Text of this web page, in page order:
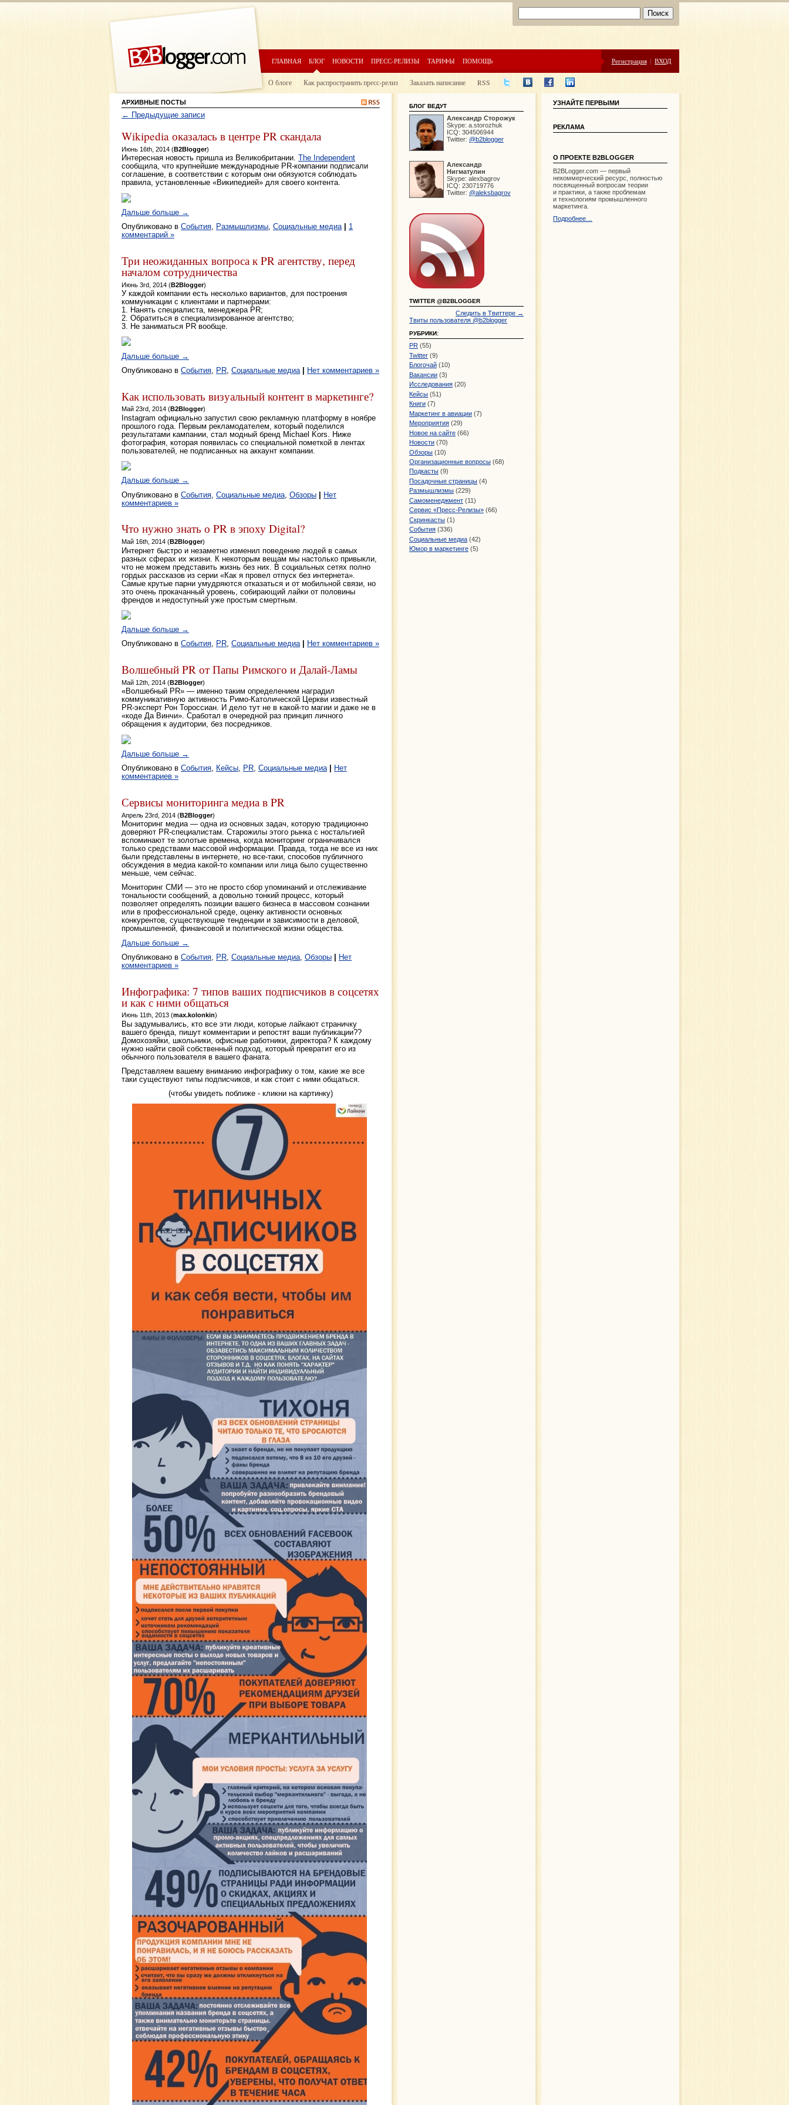
ГЛАВНАЯ БЛОГ НОВОСТИ ПРЕСС-РЕЛИЗЫ ТАРИФЫ ПОМОЩЬ Регистрация | ВХОД
О блоге Как распространить пресс-релиз Заказать написание RSS
АРХИВНЫЕ ПОСТЫ
← Предыдущие записи
Wikipedia оказалась в центре PR скандала
Июнь 16th, 2014 (B2Blogger)
Интересная новость пришла из Великобритании. The Independent
сообщила, что крупнейшие международные PR-компании подписали
соглашение, в соответствии с которым они обязуются соблюдать
правила, установленные «Википедией» для своего контента.
Дальше больше →
Опубликовано в События, Размышлизмы, Социальные медиа
1
комментарий »
Три неожиданных вопроса к PR агентству, перед
началом сотрудничества
Июнь 3rd, 2014 (B2Blogger)
У каждой компании есть несколько вариантов, для построения
коммуникации с клиентами и партнерами:
1. Нанять специалиста, менеджера PR;
2. Обратиться в специализированное агентство;
3. Не заниматься PR вообще.
Дальше больше →
Опубликовано в События PR Социальные медиа Нет комментариев »
Как использовать визуальный контент в маркетинге?
Май 23rd, 2014 (B2Blogger)
Instagram официально запустил свою рекламную платформу в ноябре
прошлого года. Первым рекламодателем, который поделился
результатами кампании, стал модный бренд Michael Kors. Ниже
фотография, которая появилась со специальной пометкой в лентах
пользователей, не подписанных на аккаунт компании.
Дальше больше →
Опубликовано в События Социальные медиа Обзоры | Нет
комментариев »
Что нужно знать о PR в эпоху Digital?
Май 16th, 2014 (B2Blogger)
Интернет быстро и незаметно изменил поведение людей в самых
разных сферах их жизни. К некоторым вещам мы настолько привыкли,
что не можем представить жизнь без них. В социальных сетях полно
гордых рассказов из серии «Как я провел отпуск без интернета».
Самые крутые парни умудряются отказаться и от мобильной связи, но
это очень прокачанный уровень, собирающий лайки от половины
френдов и недоступный уже простым смертным.
Дальше больше →
Опубликовано в События, PR, Социальные медиа Нет комментариев »
Волшебный PR от Папы Римского и Далай-Ламы
Май 12th, 2014 (B2Blogger)
«Волшебный PR» — именно таким определением наградил
коммуникативную активность Римо-Католической Церкви известный
PR-эксперт Рон Тороссиан. И дело тут не в какой-то магии и даже не в
«коде Да Винчи». Сработал в очередной раз принцип личного
обращения к аудитории, без посредников.
Дальше больше →
Опубликовано в События, Кейсы, PR, Социальные медиа
Нет
комментариев »
Сервисы мониторинга медиа в PR
Апрель 23rd, 2014 (B2Blogger)
Мониторинг медиа — одна из основных задач, которую традиционно
доверяют PR-специалистам. Старожилы этого рынка с ностальгией
вспоминают те золотые времена, когда мониторинг ограничивался
только средствами массовой информации. Правда, тогда не все из них
были представлены в интернете, но все-таки, способов публичного
обсуждения в медиа какой-то компании или лица было существенно
меньше, чем сейчас.
Мониторинг СМИ — это не просто сбор упоминаний и отслеживание
тональности сообщений, а довольно тонкий процесс, который
позволяет определять позиции вашего бизнеса в массовом сознании
или в профессиональной среде, оценку активности основных
конкурентов, существующие тенденции и зависимости в деловой,
промышленной, финансовой и политической жизни общества.
Дальше больше →
Опубликовано в События PR Социальные медиа Обзоры | Нет
комментариев »
Инфографика: 7 типов ваших подписчиков в соцсетях
и как с ними общаться
Июнь 11th, 2013 (max.kolonkin)
Вы задумывались, кто все эти люди, которые лайкают страничку
вашего бренда, пишут комментарии и репостят ваши публикации??
Домохозяйки, школьники, офисные работники, директора? К каждому
нужно найти свой собственный подход, который превратит его из
обычного пользователя в вашего фаната.
Представляем вашему вниманию инфографику о том, какие же все
таки существуют типы подписчиков, и как стоит с ними общаться.
(чтобы увидеть поближе - кликни на картинку)
БЛОГ ВЕДУТ
Александр Сторожук
Skype: a.storozhuk
ICQ: 304506944
Twitter: @b2blogger
Александр
Нигматулин
Skype: alexbagrov
ICQ: 230719776
Twitter: @aleksbagrov
TWITTER @B2BLOGGER
Следить в Твиттере →
Твиты пользователя @b2blogger
РУБРИКИ:
PR (55)
Twitter (9)
Блогочай (10)
Вакансии (3)
Исследования (20)
Кейсы (51)
Книги (7)
Маркетинг в авиации (7)
Мероприятия (29)
Новое на сайте (66)
Новости (70)
Обзоры (10)
Организационные вопросы (68)
Подкасты (9)
Посадочные страницы (4)
Размышлизмы (229)
Самоменеджмент (11)
Сервис «Пресс-Релизы» (66)
Скринкасты (1)
События (336)
Социальные медиа (42)
Юмор в маркетинге (5)
УЗНАЙТЕ ПЕРВЫМИ
РЕКЛАМА
О ПРОЕКТЕ B2BLOGGER
B2BLogger.com — первый
некоммерческий ресурс, полностью
посвященный вопросам теории
и практики, а также проблемам
и технологиям промышленного
маркетинга.
Подробнее…